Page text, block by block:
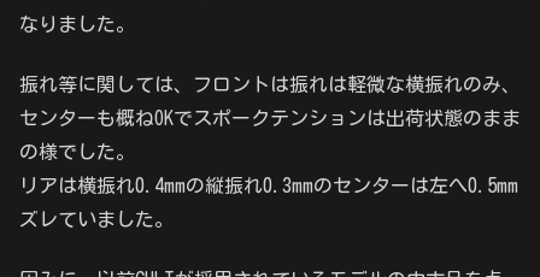
なりました。
振れ等に関しては、フロントは振れは軽微な横振れのみ、
センターも概ねOKでスポークテンションは出荷状態のまま
の様でした。
リアは横振れ0.4mmの縦振れ0.3mmのセンターは左へ0.5mm
ズレていました。